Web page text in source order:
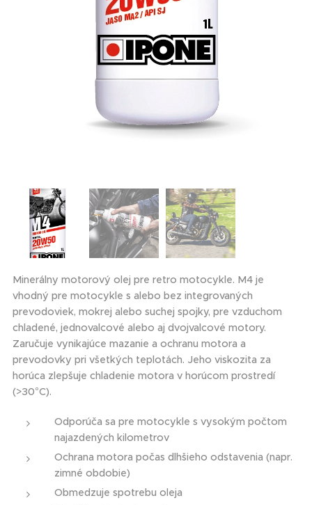
Minerálny motorový olej pre retro motocykle. M4 je
vhodný pre motocykle s alebo bez integrovaných
prevodoviek, mokrej alebo suchej spojky, pre vzduchom
chladené, jednovalcové alebo aj dvojvalcové motory.
Zaručuje vynikajúce mazanie a ochranu motora a
prevodovky pri všetkých teplotách. Jeho viskozita za
horúca zlepšuje chladenie motora v horúcom prostredí
(>30°C).
Odporúča sa pre motocykle s vysokým počtom
najazdených kilometrov
Ochrana motora počas dlhšieho odstavenia (napr.
zimné obdobie)
Obmedzuje spotrebu oleja